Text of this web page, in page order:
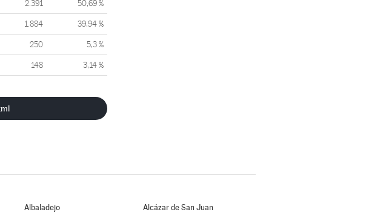
2.391 50,69 %
1.884 39,94 %
250 5,3 %
148 3,14 %
Albaladejo Alcázar de San Juan